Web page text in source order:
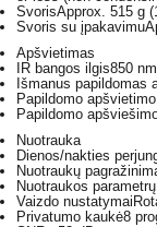
SvorisApprox. 515 g
Svoris su įpakavimu
Apšvietimas
IR bangos ilgis850 nm
Išmanus papildomas
Papildomo
Papildomo
Nuotrauka
Dienos/nakties
Nuotraukų
Nuotraukos
Vaizdo nustatymai
Privatumo kaukė8